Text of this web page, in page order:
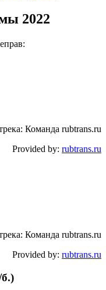
2022
Команда rubtrans.ru
Provided by: rubtrans.ru
Команда rubtrans.ru
Provided by: rubtrans.ru